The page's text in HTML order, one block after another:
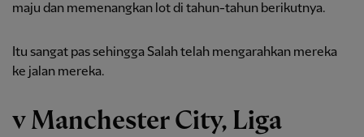
maju dan memenangkan lot di tahun-tahun berikutnya.
Itu sangat pas sehingga Salah telah mengarahkan mereka
ke jalan mereka.
v Manchester City, Liga